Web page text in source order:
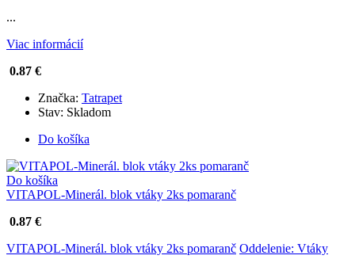
...
Viac informácií
0.87 €
Značka: Tatrapet
Stav: Skladom
Do košíka
Do košíka
VITAPOL-Minerál. blok vtáky 2ks pomaranč
0.87 €
VITAPOL-Minerál. blok vtáky 2ks pomaranč Oddelenie: Vtáky